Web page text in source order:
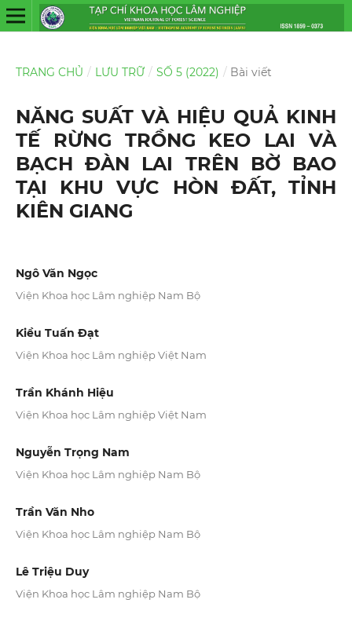
TRANG CHỦ / LƯU TRỮ / SỐ 5 (2022) / Bài viết
NĂNG SUẤT VÀ HIỆU QUẢ KINH
TẾ RỪNG TRỒNG KEO LAI VÀ
BẠCH ĐÀN LAI TRÊN BỜ BAO
TẠI KHU VỰC HÒN ĐẤT, TỈNH
KIÊN GIANG
Ngô Văn Ngọc
Viện Khoa học Lâm nghiệp Nam Bộ
Kiều Tuấn Đạt
Viện Khoa học Lâm nghiệp Việt Nam
Trần Khánh Hiệu
Viện Khoa học Lâm nghiệp Việt Nam
Nguyễn Trọng Nam
Viện Khoa học Lâm nghiệp Nam Bộ
Trần Văn Nho
Viện Khoa học Lâm nghiệp Nam Bộ
Lê Triệu Duy
Viện Khoa học Lâm nghiệp Nam Bộ